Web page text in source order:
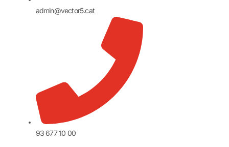
admin@vector5.cat
93 677 10 00